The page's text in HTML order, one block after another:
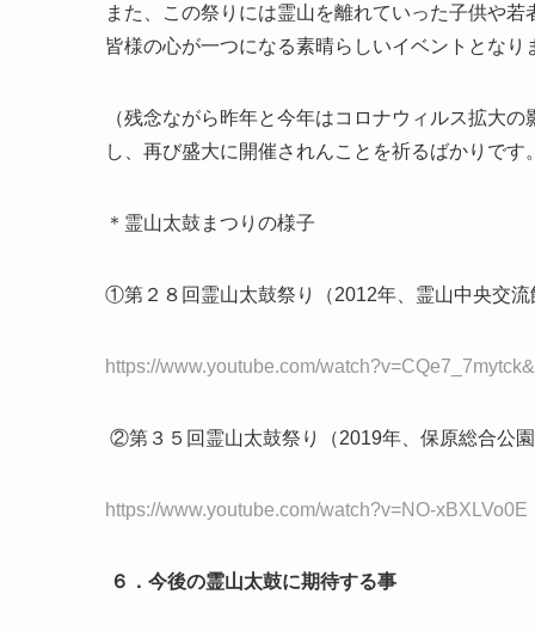
また、この祭りには霊山を離れていった子供や
皆様の心が一つになる素晴らしいイベントとなり
（残念ながら昨年と今年はコロナウィルス拡大
し、再び盛大に開催されんことを祈るばかりです
＊霊山太鼓まつりの様子
①第２８回霊山太鼓祭り（2012年、霊山中央交流
https://www.youtube.com/
②第３５回霊山太鼓祭り（2019年、保原総合公
https://www.youtube.com/watch?v=NO-xBXLVo0E
６．今後の霊山太鼓に期待する事